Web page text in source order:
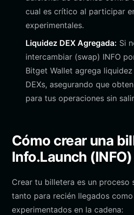
cual es crítico al participar
experimentales.
Liquidez DEX Agregada: Si
intercambiar (swap) INFO
Bitget Wallet agrega
DEXs, asegurando que
para tus operaciones sin
Cómo crear una
Info.Launch (INFO)
Crear tu billetera es un proceso
tanto para recién llegados
experimentados en la cadena: